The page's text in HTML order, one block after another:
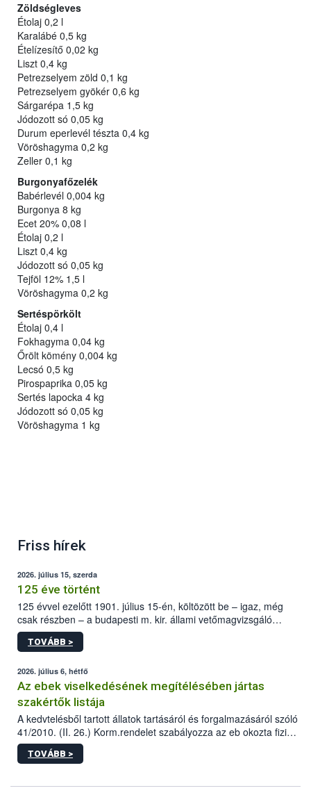
Zöldségleves
Étolaj 0,2 l
Karalábé 0,5 kg
Ételízesítő 0,02 kg
Liszt 0,4 kg
Petrezselyem zöld 0,1 kg
Petrezselyem gyökér 0,6 kg
Sárgarépa 1,5 kg
Jódozott só 0,05 kg
Durum eperlevél tészta 0,4 kg
Vöröshagyma 0,2 kg
Zeller 0,1 kg
Burgonyafőzelék
Babérlevél 0,004 kg
Burgonya 8 kg
Ecet 20% 0,08 l
Étolaj 0,2 l
Liszt 0,4 kg
Jódozott só 0,05 kg
Tejföl 12% 1,5 l
Vöröshagyma 0,2 kg
Sertéspörkölt
Étolaj 0,4 l
Fokhagyma 0,04 kg
Őrölt kömény 0,004 kg
Lecsó 0,5 kg
Pirospaprika 0,05 kg
Sertés lapocka 4 kg
Jódozott só 0,05 kg
Vöröshagyma 1 kg
Friss hírek
2026. július 15, szerda
125 éve történt
125 évvel ezelőtt 1901. július 15-én, költözött be – igaz, még
csak részben – a budapesti m. kir. állami vetőmagvizsgáló
állomás a Kis Rókus utca 15. szám alatti, Czigler Győző által
tervezett új épületébe.
TOVÁBB >
2026. július 6, hétfő
Az ebek viselkedésének megítélésében jártas
szakértők listája
A kedvtelésből tartott állatok tartásáról és forgalmazásáról szóló
41/2010. (II. 26.) Korm.rendelet szabályozza az eb okozta fizikai
sérülés, illetve ennek veszélye keletkezésekor felmerülő
hatósági feladatokat, valamint a veszélyes eb tartását és annak
vonni az ebek viselkedésének megítélésében jártas szakértőt.
TOVÁBB >